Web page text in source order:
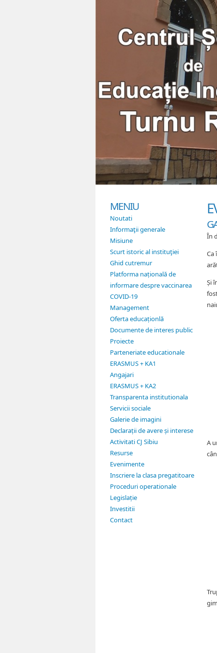
În
Ca
Și
A
MENIU
Noutati
Informaţii generale
Misiune
Scurt istoric al instituţiei
Ghid cutremur
Platforma națională de
informare despre vaccinarea
COVID-19
Management
Oferta educaționlă
Documente de interes public
Proiecte
Parteneriate educationale
ERASMUS + KA1
Angajari
ERASMUS + KA2
Transparenta institutionala
Servicii sociale
Galerie de imagini
Declarații de avere și interese
Activitati CJ Sibiu
Resurse
Evenimente
Inscriere la clasa pregatitoare
Proceduri operationale
Legislație
Investitii
Contact